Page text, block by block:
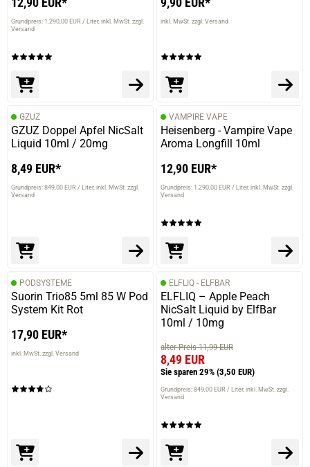
Grundpreis: 1.290,00 EUR / Liter inkl. MwSt. zzgl.
Versand
inkl. MwSt. zzgl. Versand
GZUZ
GZUZ Doppel Apfel NicSalt
Liquid 10ml / 20mg
8,49 EUR*
Grundpreis: 849,00 EUR / Liter inkl. MwSt. zzgl.
Versand
VAMPIRE VAPE
Heisenberg - Vampire Vape
Aroma Longfill 10ml
12,90 EUR*
Grundpreis: 1.290,00 EUR / Liter inkl. MwSt. zzgl.
Versand
PODSYSTEME
Suorin Trio85 5ml 85 W Pod
System Kit Rot
17,90 EUR*
inkl. MwSt. zzgl. Versand
ELFLIQ - ELFBAR
ELFLIQ – Apple Peach
NicSalt Liquid by ElfBar
10ml / 10mg
alter Preis 11,99 EUR
8,49 EUR
Sie sparen 29% (3,50 EUR)
Grundpreis: 849,00 EUR / Liter inkl. MwSt. zzgl.
Versand